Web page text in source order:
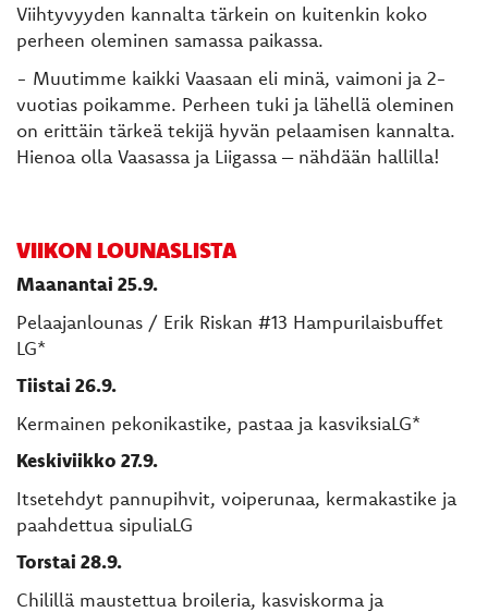
Viihtyvyyden kannalta tärkein on kuitenkin koko
perheen oleminen samassa paikassa.
- Muutimme kaikki Vaasaan eli minä, vaimoni ja 2-
vuotias poikamme. Perheen tuki ja lähellä oleminen
on erittäin tärkeä tekijä hyvän pelaamisen kannalta.
Hienoa olla Vaasassa ja Liigassa – nähdään hallilla!
VIIKON LOUNASLISTA
Maanantai 25.9.
Pelaajanlounas / Erik Riskan #13 Hampurilaisbuffet
LG*
Tiistai 26.9.
Kermainen pekonikastike, pastaa ja kasviksiaLG*
Keskiviikko 27.9.
Itsetehdyt pannupihvit, voiperunaa, kermakastike ja
paahdettua sipuliaLG
Torstai 28.9.
Chilillä maustettua broileria, kasviskorma ja